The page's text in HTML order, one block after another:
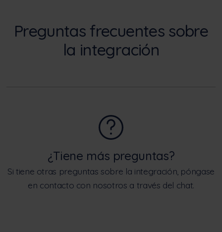
Preguntas frecuentes sobre
la integración
¿Tiene más preguntas?
Si tiene otras preguntas sobre la integración, póngase
en contacto con nosotros a través del chat.